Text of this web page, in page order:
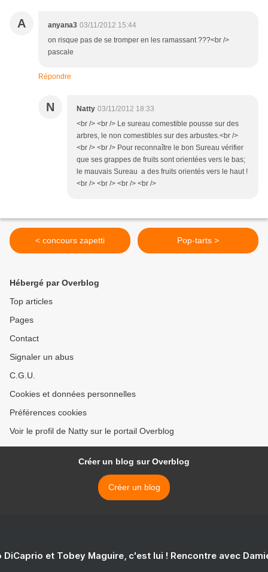
A anyana3 03/11/2012 15:44
on risque pas de se tromper en les ramassant ???<br />
pascale
Répondre
N Natty 03/11/2012 18:33
<br /> <br /> Le sureau comestible pousse sur des
arbres, le non comestibles sur des arbustes.<br />
<br /> <br /> Pour reconnaître le bon Sureau vérifier
que ses grappes de fruits sont orientées vers le bas;
le mauvais Sureau a des fruits orientés vers le haut !
<br /> <br /> <br /> <br />
< concours zapetti Pop-tarts >
Hébergé par Overblog
Top articles
Pages
Contact
Signaler un abus
C.G.U.
Cookies et données personnelles
Préférences cookies
Voir le profil de Natty sur le portail Overblog
Créer un blog sur Overblog
Créer un blog
DiCaprio et Tobey Maguire, c'est lui ! Rencontre avec